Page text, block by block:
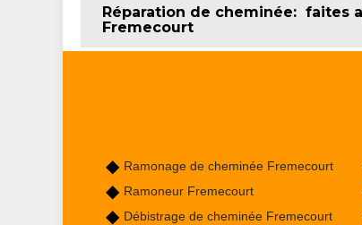
Réparation de cheminée: faites
Fremecourt
Ramonage de cheminée Fremecourt
Ramoneur Fremecourt
Débistrage de cheminée Fremecourt